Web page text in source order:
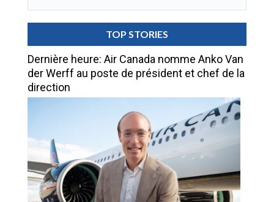
TOP STORIES
Dernière heure: Air Canada nomme Anko Van
der Werff au poste de président et chef de la
direction